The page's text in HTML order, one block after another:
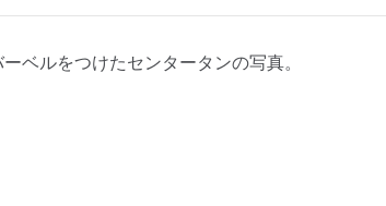
ベルをつけたセンタータンの写真。